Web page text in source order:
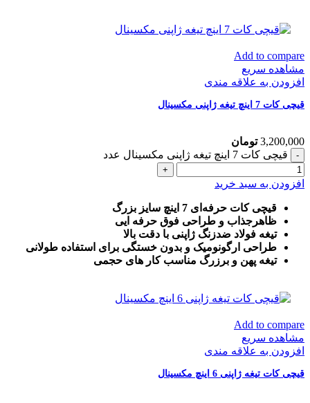
Add to compare
مشاهده سریع
افزودن به علاقه مندی
قیچی کات 7 اینچ تیغه ژاپنی مکسینال
3,200,000 تومان
قیچی کات 7 اینچ تیغه ژاپنی مکسینال عدد
افزودن به سبد خرید
قیچی کات حرفه‌ای 7 اینچ سایز بزرگ
ظاهرجذاب و طراحی فوق حرفه ایی
تیغه فولاد ضدزنگ ژاپنی با دقت بالا
طراحی ارگونومیک و بدون خستگی برای استفاده طولانی
تیغه پهن و برزرگ مناسب کار های حجمی
Add to compare
مشاهده سریع
افزودن به علاقه مندی
قیچی کات تیغه ژاپنی 6 اینچ مکسینال